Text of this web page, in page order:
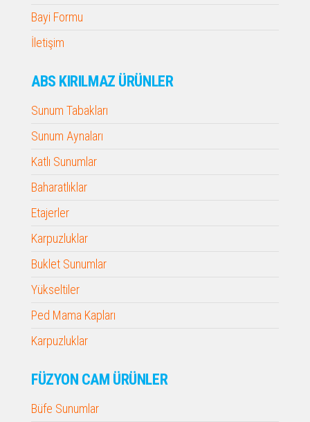
Bayi Formu
İletişim
ABS KIRILMAZ ÜRÜNLER
Sunum Tabakları
Sunum Aynaları
Katlı Sunumlar
Baharatlıklar
Etajerler
Karpuzluklar
Buklet Sunumlar
Yükseltiler
Ped Mama Kapları
Karpuzluklar
FÜZYON CAM ÜRÜNLER
Büfe Sunumlar